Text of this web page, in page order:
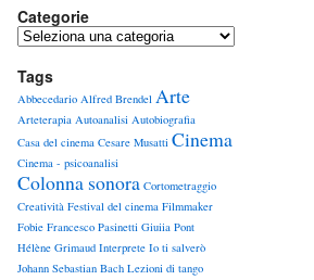
Categorie
Categorie
Tags
Abbecedario Alfred Brendel Arte
Arteterapia Autoanalisi Autobiografia
Casa del cinema Cesare Musatti Cinema
Cinema - psicoanalisi
Colonna sonora Cortometraggio
Creatività Festival del cinema Filmmaker
Fobie Francesco Pasinetti Giuiia Pont
Hélène Grimaud Interprete Io ti salverò
Johann Sebastian Bach Lezioni di tango